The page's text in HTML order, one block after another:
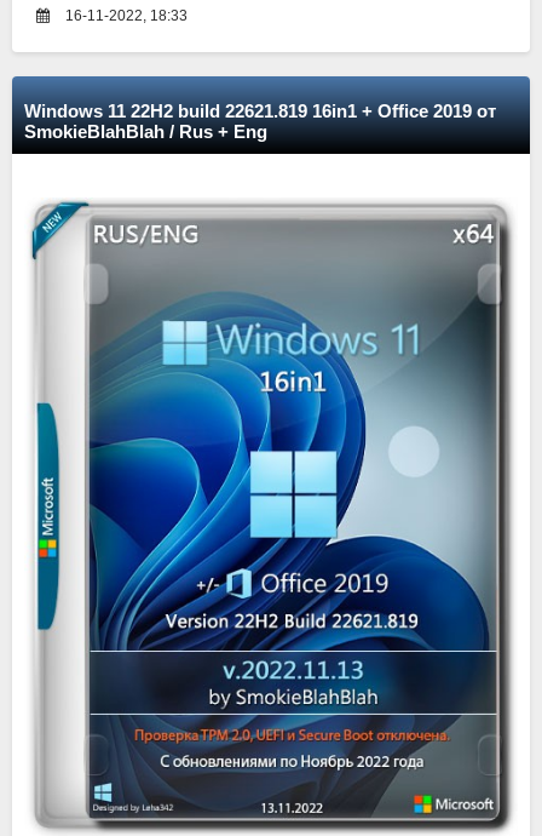
16-11-2022, 18:33
Windows 11 22H2 build 22621.819 16in1 + Office 2019 от
SmokieBlahBlah / Rus + Eng